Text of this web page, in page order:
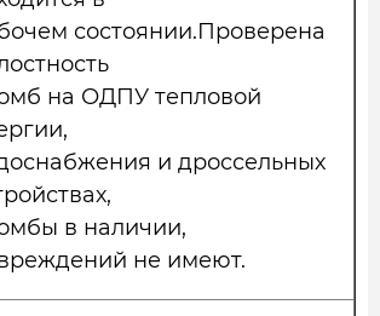
состоянии.Проверена
на ОДПУ тепловой
и дроссельных
в наличии,
не имеют.